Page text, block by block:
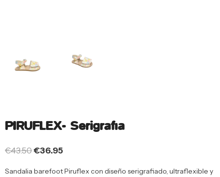
PIRUFLEX- Serigrafia
€43.50€36.95
Sandalia barefoot Piruflex con diseño serigrafiado, ultraflexible y